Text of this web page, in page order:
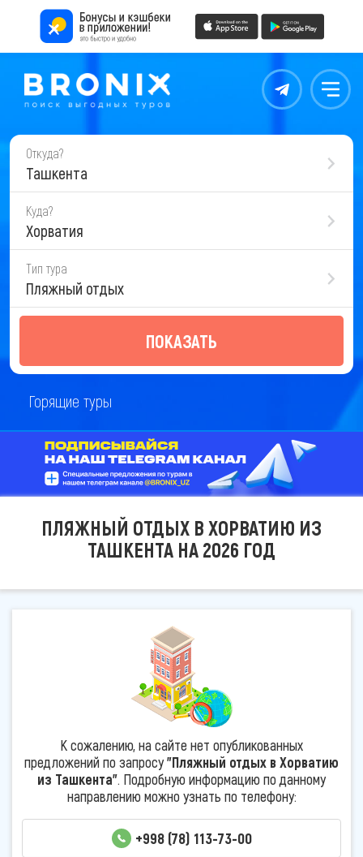
Контакты Меню
Откуда?
Ташкента
Куда?
Хорватия
Тип тура
Пляжный отдых
ПОКАЗАТЬ
Горящие туры
ПЛЯЖНЫЙ ОТДЫХ В ХОРВАТИЮ ИЗ
ТАШКЕНТА НА 2026 ГОД
К сожалению, на сайте нет опубликованных
предложений по запросу"Пляжный отдых в Хорватию
из Ташкента". Подробную информацию по данному
направлению можно узнать по телефону:
+998 (78) 113-73-00